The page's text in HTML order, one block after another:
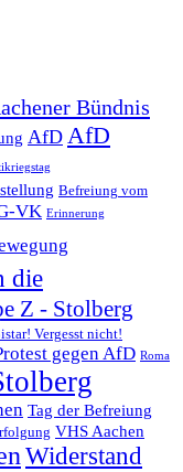
Bündnis
AfD AfD
Befreiung vom
VK Erinnerung
die
Z - Stolberg
Vergesst nicht!
gegen AfD Roma
Tag der Befreiung
VHS Aachen
Widerstand